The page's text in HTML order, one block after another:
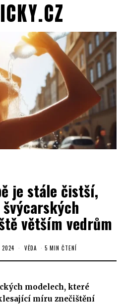
je stále čistší,
větším vedrům
VĚDA 5 MIN ČTENÍ
modelech, které
míru znečištění